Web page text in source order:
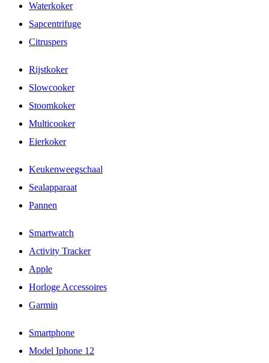
Waterkoker
Sapcentrifuge
Citruspers
Rijstkoker
Slowcooker
Stoomkoker
Multicooker
Eierkoker
Keukenweegschaal
Sealapparaat
Pannen
Smartwatch
Activity Tracker
Apple
Horloge Accessoires
Garmin
Smartphone
Model Iphone 12